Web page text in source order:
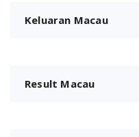
Keluaran Macau
Result Macau